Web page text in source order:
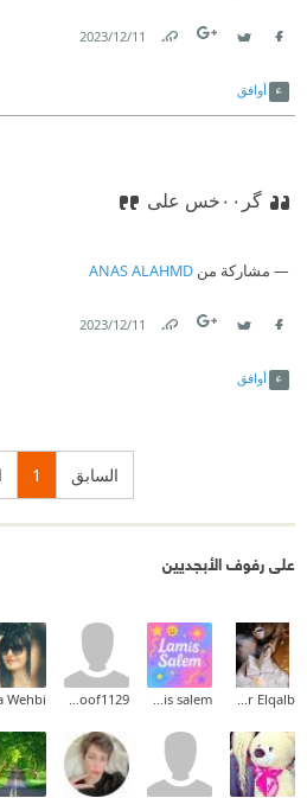
11‏/12‏/2023
أوافق
گر٠٠خس على
مشاركة من ANAS ALAHMD
11‏/12‏/2023
أوافق
السابق 1
على رفوف الأبجديين
Noor Elqalb
lamis salem
hanoof1129